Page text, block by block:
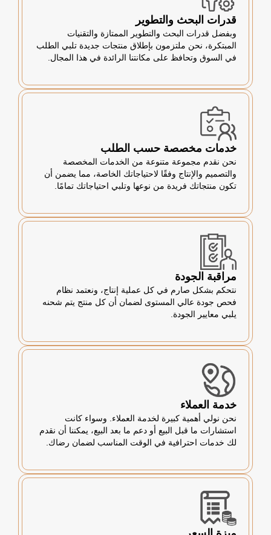
قدرات البحث والتطوير
وبفضل قدرات البحث والتطوير الممتازة والتقنيات
المبتكرة، نحن ملتزمون بإطلاق منتجات جديدة تلبي الطلب
في السوق وتحافظ على مكانتنا الرائدة في هذا المجال.
خدمات مخصصة حسب الطلب
نحن نقدم مجموعة متنوعة من الخدمات المخصصة
والتصميم والإنتاج وفقًا لاحتياجاتك الخاصة، مما يضمن أن
تكون منتجاتك فريدة من نوعها وتلبي احتياجاتك تمامًا.
مراقبة الجودة
نتحكم بشكل صارم في كل عملية إنتاج، ونعتمد نظام
فحص جودة عالي المستوى لضمان أن كل منتج يتم شحنه
يلبي معايير الجودة.
خدمة العملاء
نحن نولي أهمية كبيرة لخدمة العملاء. وسواء كانت
استشارات ما قبل البيع أو دعم ما بعد البيع، يمكننا أن نقدم
لك خدمات احترافية في الوقت المناسب لضمان رضاك.